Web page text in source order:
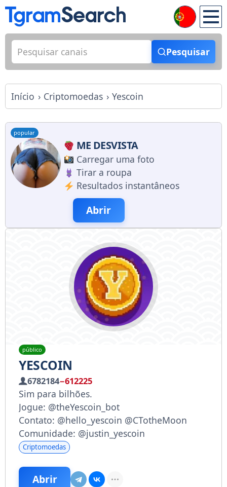
Pesquisar
Início Criptomoedas Yescoin
popular
ME DESVISTA
Carregar uma foto
Tirar a roupa
Resultados instantâneos
Abrir
público
YESCOIN
6782184−612225
Sim para bilhões.
Jogue: @theYescoin_bot
Contato: @hello_yescoin @CTotheMoon
Comunidade: @justin_yescoin
Criptomoedas
Abrir